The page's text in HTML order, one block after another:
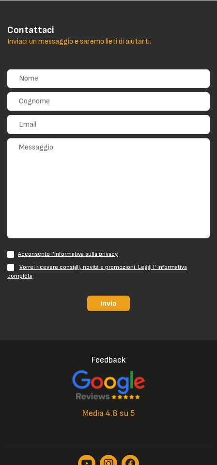
Contattaci
Inviaci un messaggio e saremo lieti di aiutarti.
Acconsento l'informativa sulla privacy
Vorrei ricevere consigli, novità e promozioni. Leggi l' informativa
completa
Invia
Feedback
Media 4.8 su 5